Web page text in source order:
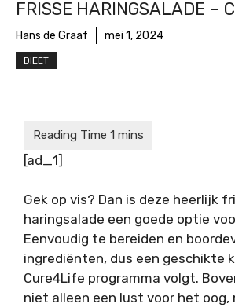
FRISSE HARINGSALADE –
Hans de Graaf mei 1, 2024
DIEET
[ad_1]
Gek op vis? Dan is deze heerlijk
haringsalade een goede optie
Eenvoudig te bereiden en
ingrediënten, dus een geschikte
Cure4Life programma volgt.
niet alleen een lust voor het oog,